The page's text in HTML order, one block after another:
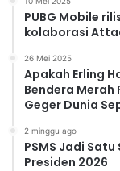
PUBG Mobile
kolaborasi
26 Mei 2025
Apakah Erling
Bendera
Geger Dunia
2 minggu ago
PSMS Jadi
Presiden 2026